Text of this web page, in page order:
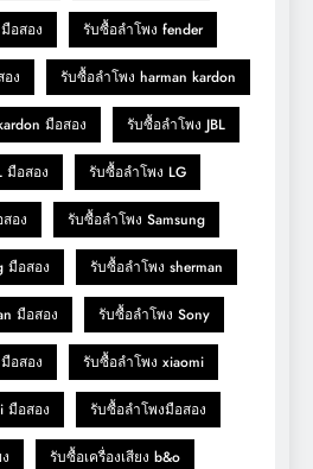
อสอง รับซื้อลำโพง fender
ง รับซื้อลำโพง harman kardon
มือสอง รับซื้อลำโพง JBL
มือสอง รับซื้อลำโพง LG
อง รับซื้อลำโพง Samsung
มือสอง รับซื้อลำโพง sherman
มือสอง รับซื้อลำโพง Sony
อสอง รับซื้อลำโพง xiaomi
มือสอง รับซื้อลำโพงมือสอง
รับซื้อเครื่องเสียง b&o